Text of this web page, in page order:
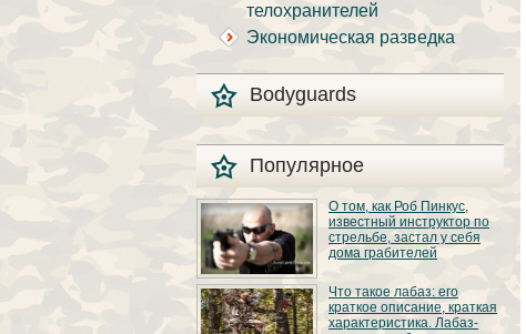
телохранителей
Экономическая разведка
Bodyguards
Популярное
О том, как Роб Пинкус,
известный инструктор по
стрельбе, застал у себя
дома грабителей
Вот вы всё говорите:
«В США круто, там
можно любого
постороннего в своём
Что такое лабаз: его
краткое описание, краткая
характеристика. Лабаз-